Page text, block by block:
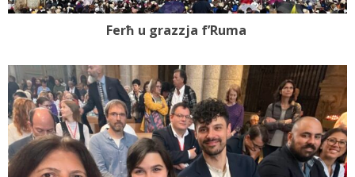
Ferħ u grazzja f’Ruma